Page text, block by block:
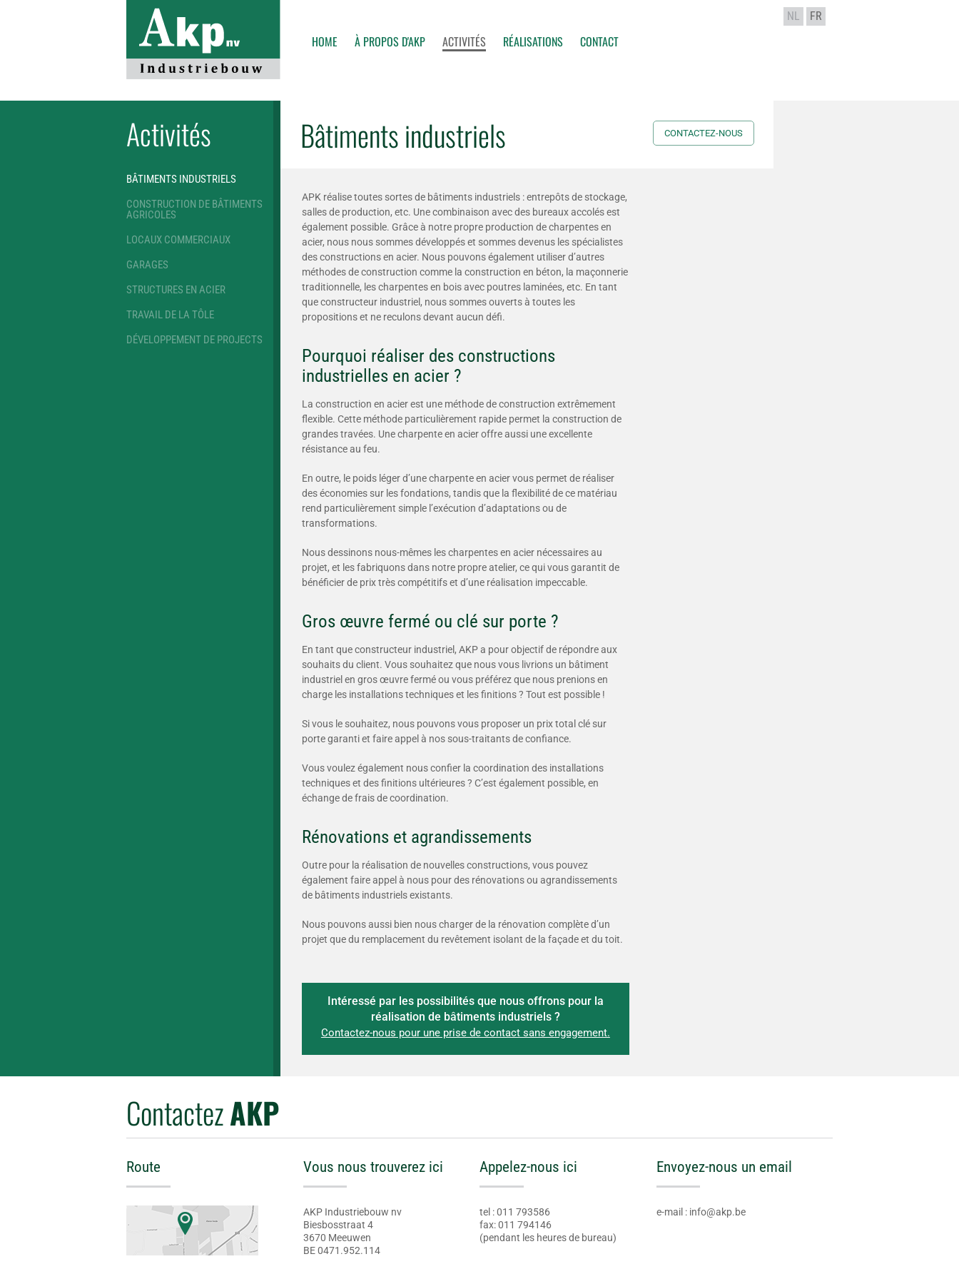
HOME À PROPOS D'AKP ACTIVITÉS RÉALISATIONS CONTACT
NL FR
Activités
BÂTIMENTS INDUSTRIELS
CONSTRUCTION DE BÂTIMENTS
AGRICOLES
LOCAUX COMMERCIAUX
GARAGES
STRUCTURES EN ACIER
TRAVAIL DE LA TÔLE
DÉVELOPPEMENT DE PROJECTS
Bâtiments industriels CONTACTEZ-NOUS
APK réalise toutes sortes de bâtiments industriels : entrepôts de stockage,
salles de production, etc. Une combinaison avec des bureaux accolés est
également possible. Grâce à notre propre production de charpentes en
acier, nous nous sommes développés et sommes devenus les spécialistes
des constructions en acier. Nous pouvons également utiliser d’autres
méthodes de construction comme la construction en béton, la maçonnerie
traditionnelle, les charpentes en bois avec poutres laminées, etc. En tant
que constructeur industriel, nous sommes ouverts à toutes les
propositions et ne reculons devant aucun défi.
Pourquoi réaliser des constructions
industrielles en acier ?
La construction en acier est une méthode de construction extrêmement
flexible. Cette méthode particulièrement rapide permet la construction de
grandes travées. Une charpente en acier offre aussi une excellente
résistance au feu.
En outre, le poids léger d’une charpente en acier vous permet de réaliser
des économies sur les fondations, tandis que la flexibilité de ce matériau
rend particulièrement simple l’exécution d’adaptations ou de
transformations.
Nous dessinons nous-mêmes les charpentes en acier nécessaires au
projet, et les fabriquons dans notre propre atelier, ce qui vous garantit de
bénéficier de prix très compétitifs et d’une réalisation impeccable.
Gros œuvre fermé ou clé sur porte ?
En tant que constructeur industriel, AKP a pour objectif de répondre aux
souhaits du client. Vous souhaitez que nous vous livrions un bâtiment
industriel en gros œuvre fermé ou vous préférez que nous prenions en
charge les installations techniques et les finitions ? Tout est possible !
Si vous le souhaitez, nous pouvons vous proposer un prix total clé sur
porte garanti et faire appel à nos sous-traitants de confiance.
Vous voulez également nous confier la coordination des installations
techniques et des finitions ultérieures ? C’est également possible, en
échange de frais de coordination.
Rénovations et agrandissements
Outre pour la réalisation de nouvelles constructions, vous pouvez
également faire appel à nous pour des rénovations ou agrandissements
de bâtiments industriels existants.
Nous pouvons aussi bien nous charger de la rénovation complète d’un
projet que du remplacement du revêtement isolant de la façade et du toit.
Intéressé par les possibilités que nous offrons pour la
réalisation de bâtiments industriels ?
Contactez-nous pour une prise de contact sans engagement.
ContactezAKP
Route Vous nous trouverez ici
AKP Industriebouw nv
Biesbosstraat 4
3670 Meeuwen
BE 0471.952.114
Appelez-nous ici
tel : 011 793586
fax: 011 794146
(pendant les heures de bureau)
Envoyez-nous un email
e-mail : info@akp.be